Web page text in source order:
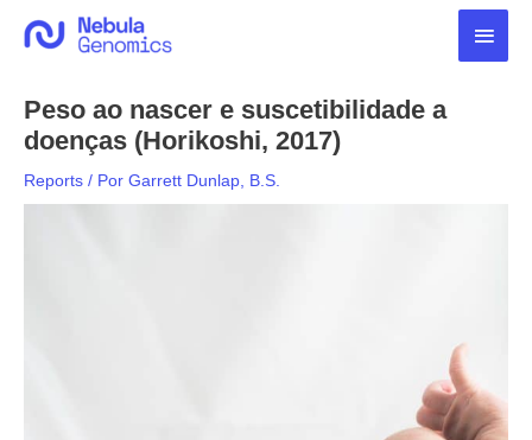
para
Peso ao nascer e suscetibilidade a
doenças (Horikoshi, 2017)
Reports / Por Garrett Dunlap, B.S.